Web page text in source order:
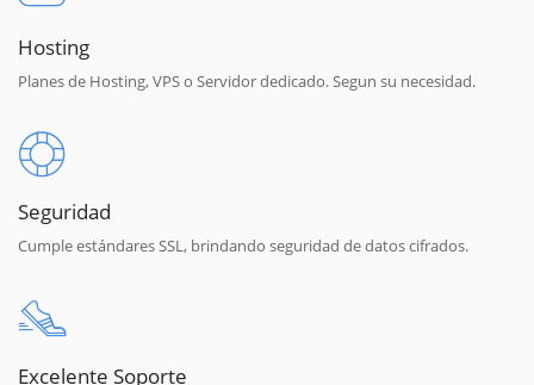
Hosting
Planes de Hosting, VPS o Servidor dedicado. Segun su necesidad.
Seguridad
Cumple estándares SSL, brindando seguridad de datos cifrados.
Excelente Soporte